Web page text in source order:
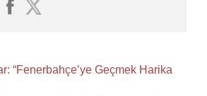
“Fenerbahçe’ye Geçmek Harika